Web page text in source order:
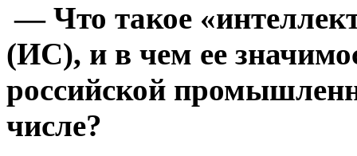
— Что такое
(ИС), и в чем ее
российской
числе?